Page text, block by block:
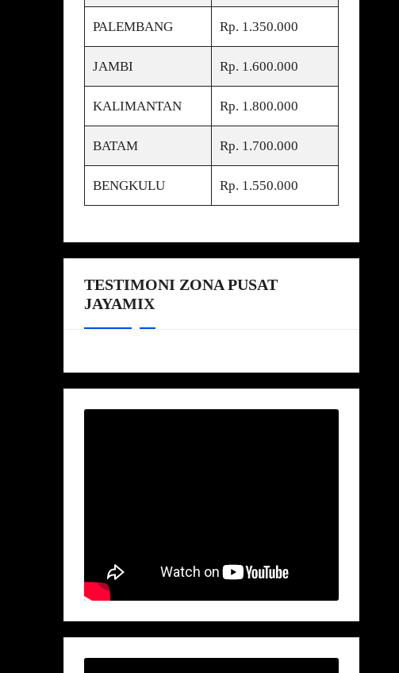
PALEMBANG Rp. 1.350.000
JAMBI Rp. 1.600.000
KALIMANTAN Rp. 1.800.000
BATAM Rp. 1.700.000
BENGKULU Rp. 1.550.000
TESTIMONI ZONA PUSAT
JAYAMIX